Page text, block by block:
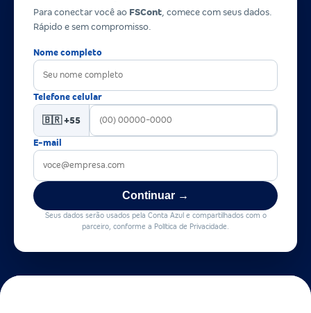
Para conectar você ao FSCont, comece com seus dados.
Rápido e sem compromisso.
Nome completo
Telefone celular
🇧🇷 +55
E-mail
Continuar →
Seus dados serão usados pela Conta Azul e compartilhados com o
parceiro, conforme a Política de Privacidade.